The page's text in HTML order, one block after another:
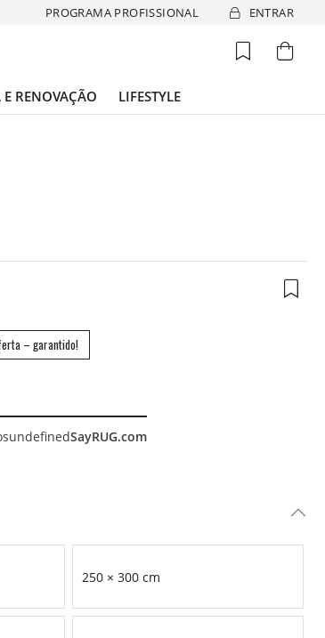
PROGRAMA PROFISSIONAL ENTRAR
E RENOVAÇÃO LIFESTYLE
– garantido!
undefinedSayRUG.com
250 × 300 cm